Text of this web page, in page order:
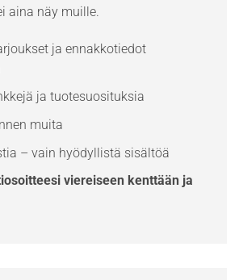
aina näy muille.
ja ennakkotiedot
ja tuotesuosituksia
muita
– vain hyödyllistä sisältöä
viereiseen kenttään ja